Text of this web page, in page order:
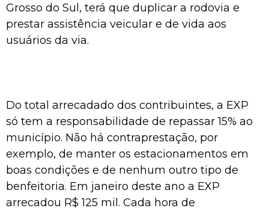
Grosso do Sul, terá que duplicar a rodovia e
prestar assistência veicular e de vida aos
usuários da via.
Do total arrecadado dos contribuintes, a EXP
só tem a responsabilidade de repassar 15% ao
município. Não há contraprestação, por
exemplo, de manter os estacionamentos em
boas condições e de nenhum outro tipo de
benfeitoria. Em janeiro deste ano a EXP
arrecadou R$ 125 mil. Cada hora de